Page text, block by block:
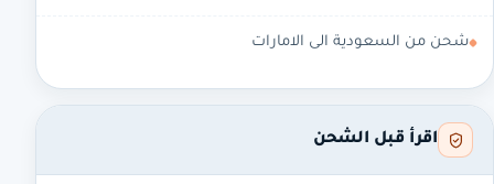
شحن من السعودية الى الامارات
اقرأ قبل الشحن